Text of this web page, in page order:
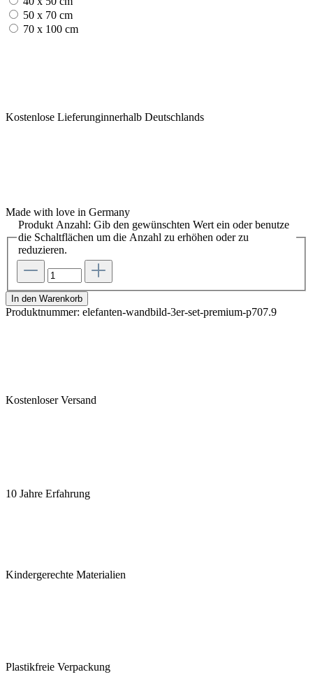
50 x 70 cm
70 x 100 cm
Kostenlose Lieferunginnerhalb Deutschlands
Made with love in Germany
Produkt Anzahl: Gib den gewünschten Wert ein oder benutze
die Schaltflächen um die Anzahl zu erhöhen oder zu
reduzieren.
In den Warenkorb
Produktnummer: elefanten-wandbild-3er-set-premium-p707.9
Kostenloser Versand
10 Jahre Erfahrung
Kindergerechte Materialien
Plastikfreie Verpackung